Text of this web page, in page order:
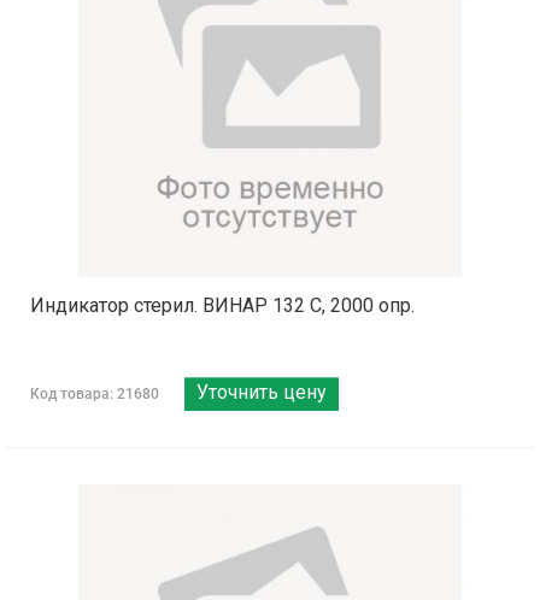
Индикатор стерил. ВИНАР 132 С, 2000 опр.
Код товара: 21680 Уточнить цену